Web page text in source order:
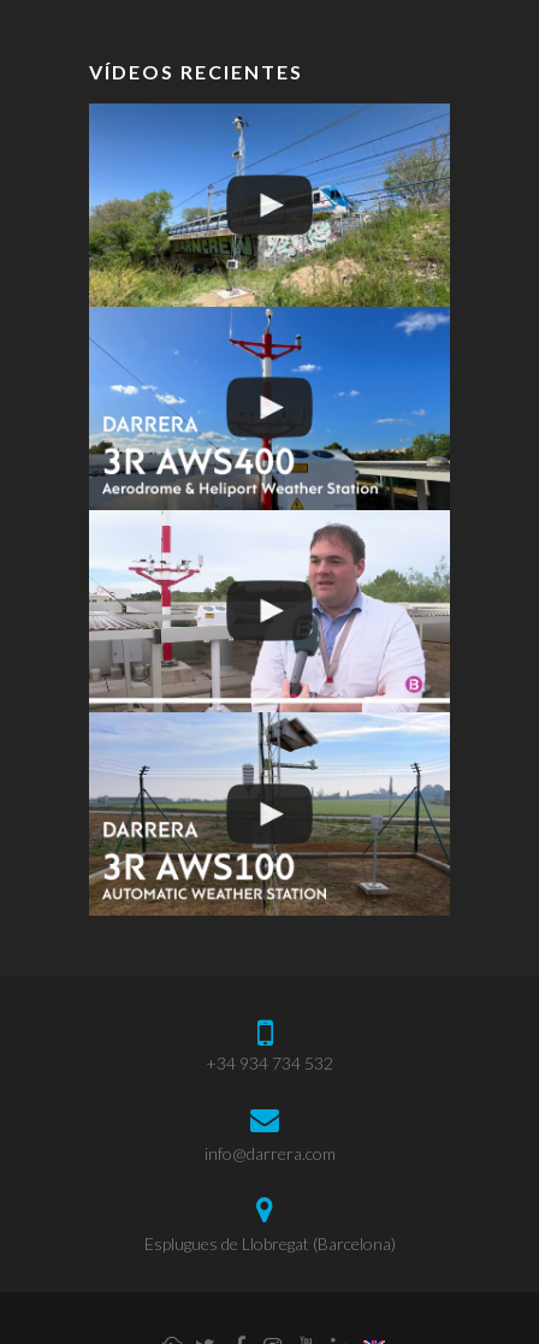
VÍDEOS RECIENTES
+34 934 734 532
info@darrera.com
Esplugues de Llobregat (Barcelona)